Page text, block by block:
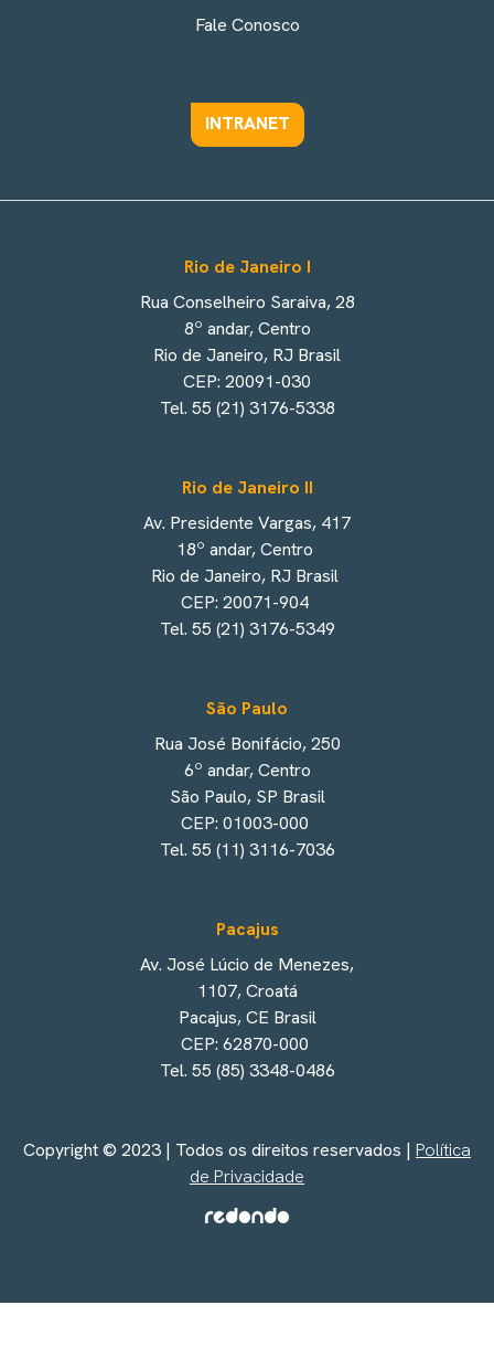
Fale Conosco
INTRANET
Rio de Janeiro I
Rua Conselheiro Saraiva, 28
8º andar, Centro
Rio de Janeiro, RJ Brasil
CEP: 20091-030
Tel. 55 (21) 3176-5338
Rio de Janeiro II
Av. Presidente Vargas, 417
18º andar, Centro
Rio de Janeiro, RJ Brasil
CEP: 20071-904
Tel. 55 (21) 3176-5349
São Paulo
Rua José Bonifácio, 250
6º andar, Centro
São Paulo, SP Brasil
CEP: 01003-000
Tel. 55 (11) 3116-7036
Pacajus
Av. José Lúcio de Menezes,
1107, Croatá
Pacajus, CE Brasil
CEP: 62870-000
Tel. 55 (85) 3348-0486
Copyright © 2023 | Todos os direitos reservados | Política
de Privacidade